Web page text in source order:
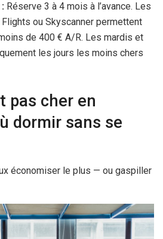
Réserve 3 à 4 mois à l’avance. Les
ou Skyscanner permettent
de 400 € A/R. Les mardis et
les jours les moins chers
pas cher en
dormir sans se
économiser le plus — ou gaspiller